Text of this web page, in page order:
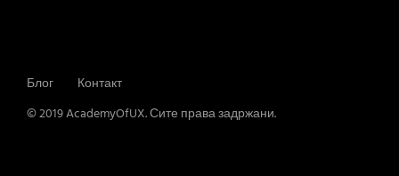
Блог
Контакт
© 2019 AcademyOfUX. Сите права задржани.